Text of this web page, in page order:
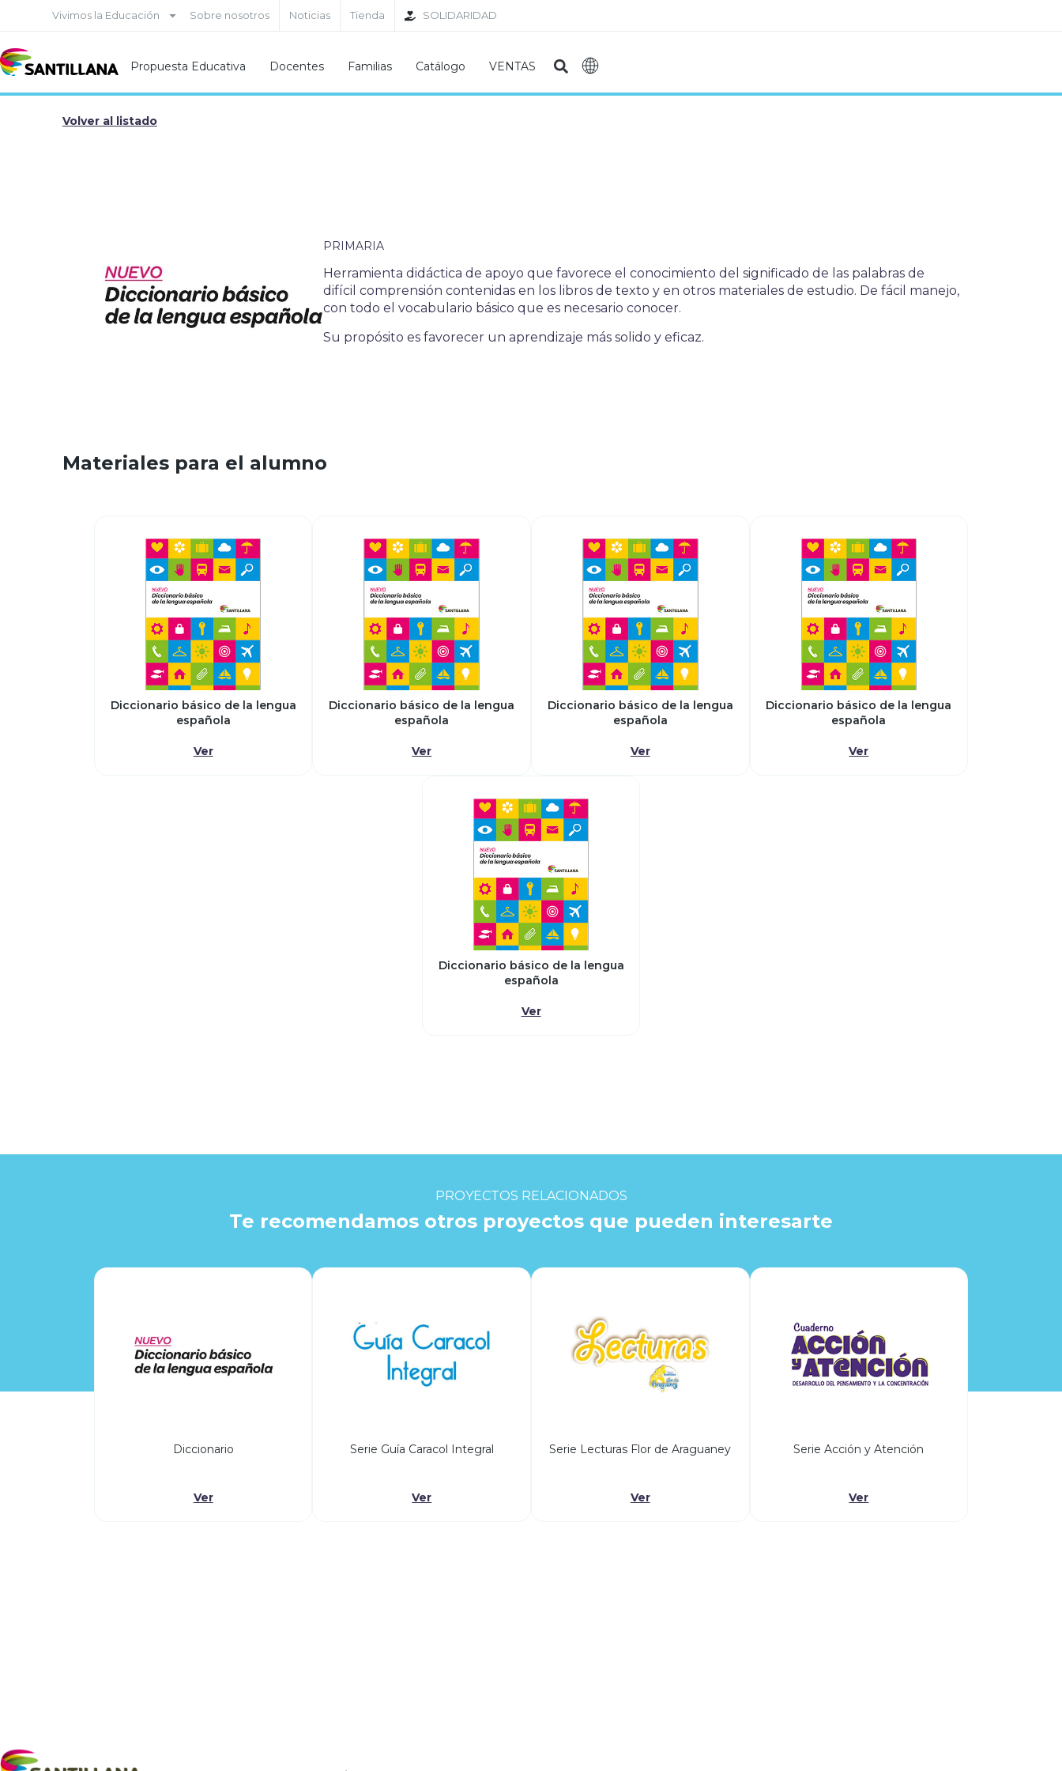
Vivimos la Educación Sobre nosotros Noticias Tienda SOLIDARIDAD
Propuesta Educativa Docentes Familias Catálogo VENTAS
Volver al listado
PRIMARIA
Herramienta didáctica de apoyo que favorece el conocimiento del significado de las palabras de
difícil comprensión contenidas en los libros de texto y en otros materiales de estudio. De fácil manejo,
con todo el vocabulario básico que es necesario conocer.
Su propósito es favorecer un aprendizaje más solido y eficaz.
Materiales para el alumno
Diccionario básico de la lengua
española
Ver
Diccionario básico de la lengua
española
Ver
Diccionario básico de la lengua
española
Ver
Diccionario básico de la lengua
española
Ver
Diccionario básico de la lengua
española
Ver
PROYECTOS RELACIONADOS
Te recomendamos otros proyectos que pueden interesarte
Diccionario
Ver
Serie Guía Caracol Integral
Ver
Serie Lecturas Flor de Araguaney
Ver
Serie Acción y Atención
Ver